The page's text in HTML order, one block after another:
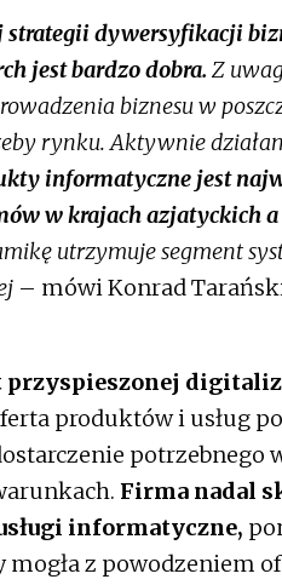
dywersyfikacji
jest bardzo dobra. Z
biznesu w
rynku. Aktywnie
informatyczne jest
w krajach azjatyckich
utrzymuje segment
– mówi Konrad
przyspieszonej
produktów i usług
potrzebnego
Firma nadal
informatyczne,
mogła z powodzeniem